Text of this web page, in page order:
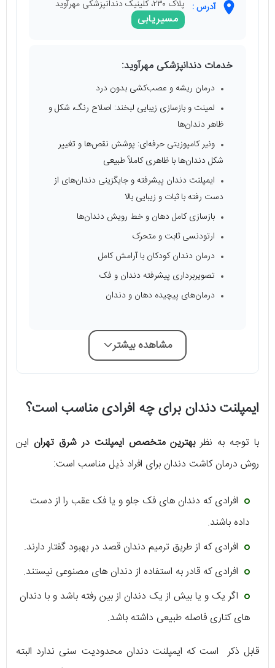
آدرس : پلاک ۲۳۰، کلینیک دندانپزشکی مهرآوید
مسیریابی
خدمات دندانپزشکی مهرآوید:
درمان ریشه و عصب‌کشی بدون درد
لمینت و بازسازی زیبایی لبخند: اصلاح رنگ، شکل و
ظاهر دندان‌ها
ونیر کامپوزیتی حرفه‌ای: پوشش نقص‌ها و تغییر
شکل دندان‌ها با ظاهری کاملاً طبیعی
ایمپلنت دندان پیشرفته و جایگزینی دندان‌های از
دست رفته با ثبات و زیبایی بالا
بازسازی کامل دهان و خط رویش دندان‌ها
ارتودنسی ثابت و متحرک
درمان دندان کودکان با آرامش کامل
تصویربرداری پیشرفته دندان و فک
درمان‌های پیچیده دهان و دندان
مشاهده بیشتر
ایمپلنت دندان برای چه افرادی مناسب است؟
با توجه به نظربهترین متخصص ایمپلنت درشرق تهران این
روش درمان کاشت دندان برای افراد ذیل مناسب است:
افرادی که دندان های فک جلو و یا فک عقب را از دست
داده باشند.
افرادی که از طریق ترمیم دندان قصد در بهبود گفتار دارند.
افرادی که قادر به استفاده از دندان های مصنوعی نیستند.
اگر یک و یا بیش از یک دندان از بین رفته باشد و با دندان
های کناری فاصله طبیعی داشته باشد.
قابل ذکر است که ایمپلنت دندان محدودیت سنی ندارد البته